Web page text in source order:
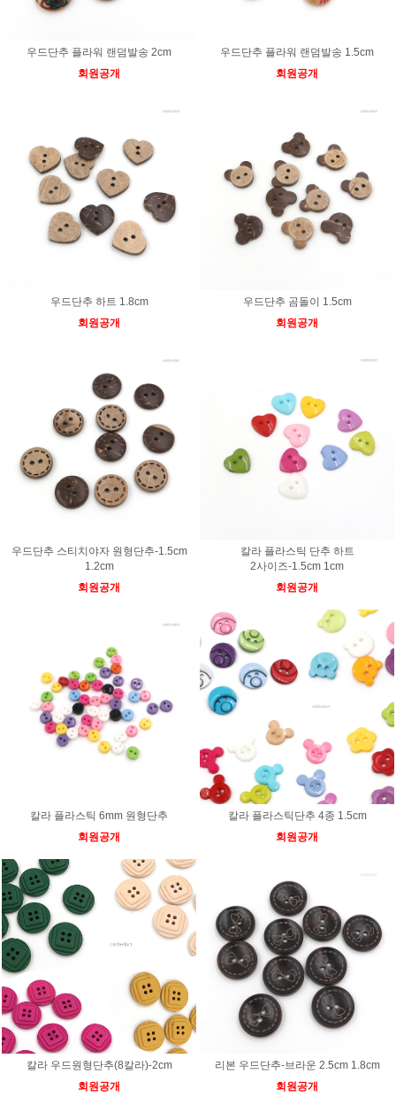
우드단추 플라워 랜덤발송 2cm
회원공개
우드단추 플라워 랜덤발송 1.5cm
회원공개
우드단추 하트 1.8cm
회원공개
우드단추 곰돌이 1.5cm
회원공개
우드단추 스티치야자 원형단추-1.5cm
1.2cm
회원공개
칼라 플라스틱 단추 하트
2사이즈-1.5cm 1cm
회원공개
칼라 플라스틱 6mm 원형단추
회원공개
칼라 플라스틱단추 4종 1.5cm
회원공개
칼라 우드원형단추(8칼라)-2cm
회원공개
리본 우드단추-브라운 2.5cm 1.8cm
회원공개